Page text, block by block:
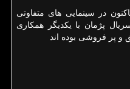
در سینمایی های متفاوتی
پژمان با یکدیگر همکاری
و پر فروشی بوده اند